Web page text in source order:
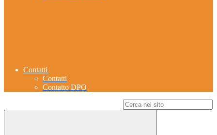
Contatti
Contatti
Contatto DPO